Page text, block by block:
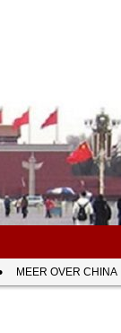
MEER OVER CHINA